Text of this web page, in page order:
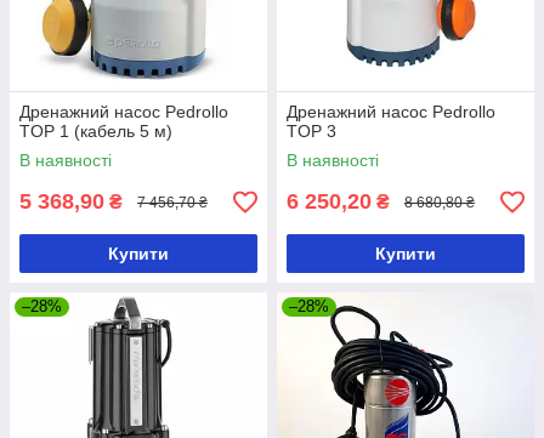
Дренажний насос Pedrollo
TOP 1 (кабель 5 м)
В наявності
5 368,90 ₴ 7 456,70 ₴
Купити
Дренажний насос Pedrollo
TOP 3
В наявності
6 250,20 ₴ 8 680,80 ₴
Купити
–28% –28%